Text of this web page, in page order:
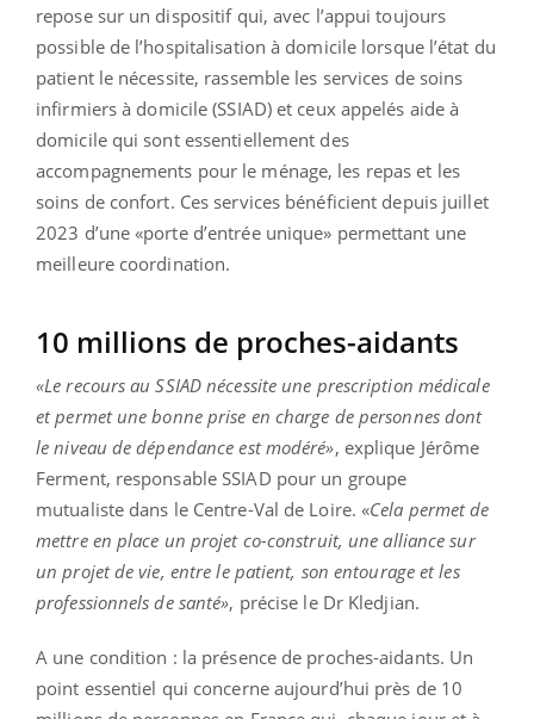
repose sur un dispositif qui, avec l’appui toujours
possible de l’hospitalisation à domicile lorsque l’état du
patient le nécessite, rassemble les services de soins
infirmiers à domicile (SSIAD) et ceux appelés aide à
domicile qui sont essentiellement des
accompagnements pour le ménage, les repas et les
soins de confort. Ces services bénéficient depuis juillet
2023 d’une «porte d’entrée unique» permettant une
meilleure coordination.
10 millions de proches-aidants
«Le recours au SSIAD nécessite une prescription médicale
et permet une bonne prise en charge de personnes dont
le niveau de dépendance est modéré», explique Jérôme
Ferment, responsable SSIAD pour un groupe
mutualiste dans le Centre-Val de Loire. «Cela permet de
mettre en place un projet co-construit, une alliance sur
un projet de vie, entre le patient, son entourage et les
professionnels de santé», précise le Dr Kledjian.
A une condition : la présence de proches-aidants. Un
point essentiel qui concerne aujourd’hui près de 10